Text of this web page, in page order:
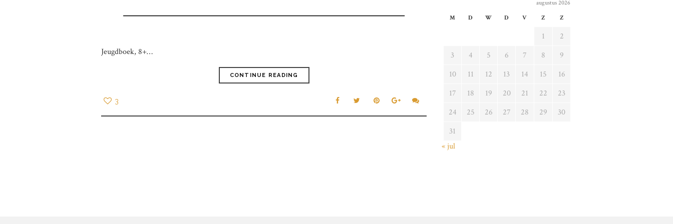
Jeugdboek, 8+…
CONTINUE READING
3
augustus 2026
M
D W D V Z Z
1
2
3
4 5 6 7 8
9
10
11 12 13 14 15
16
17
18 19 20 21 22
23
24
25 26 27 28 29
30
31
« jul